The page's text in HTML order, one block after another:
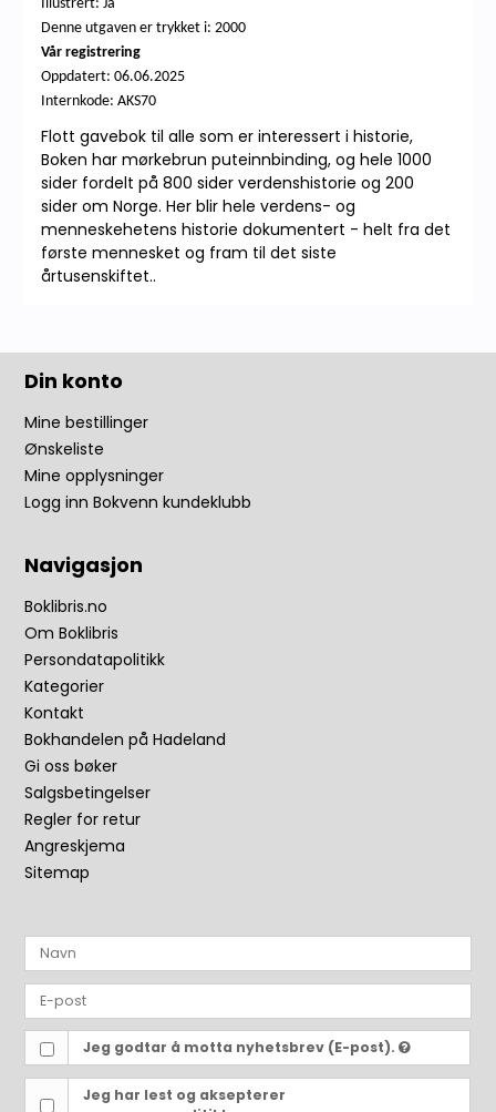
Illustrert: Ja
Denne utgaven er trykket i: 2000
Vår registrering
Oppdatert:06.06.2025
Internkode: AKS70
Flott gavebok til alle som er interessert i historie,
Boken har mørkebrun puteinnbinding, og hele 1000
sider fordelt på 800 sider verdenshistorie og 200
sider om Norge. Her blir hele verdens- og
menneskehetens historie dokumentert - helt fra det
første mennesket og fram til det siste
årtusenskiftet..
Din konto
Mine bestillinger
Ønskeliste
Mine opplysninger
Logg inn Bokvenn kundeklubb
Navigasjon
Boklibris.no
Om Boklibris
Persondatapolitikk
Kategorier
Kontakt
Bokhandelen på Hadeland
Gi oss bøker
Salgsbetingelser
Regler for retur
Angreskjema
Sitemap
Jeg godtar å motta nyhetsbrev (E-post).
Jeg har lest og aksepterer